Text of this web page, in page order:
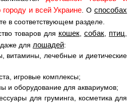
и всей Украине . Оспособах
в соответствующем разделе.
товаров для кошек, собак, птиц
для лошадей:
витамины, лечебные и диетические
игровые комплексы;
и оборудование для аквариумов;
для груминга, косметика для